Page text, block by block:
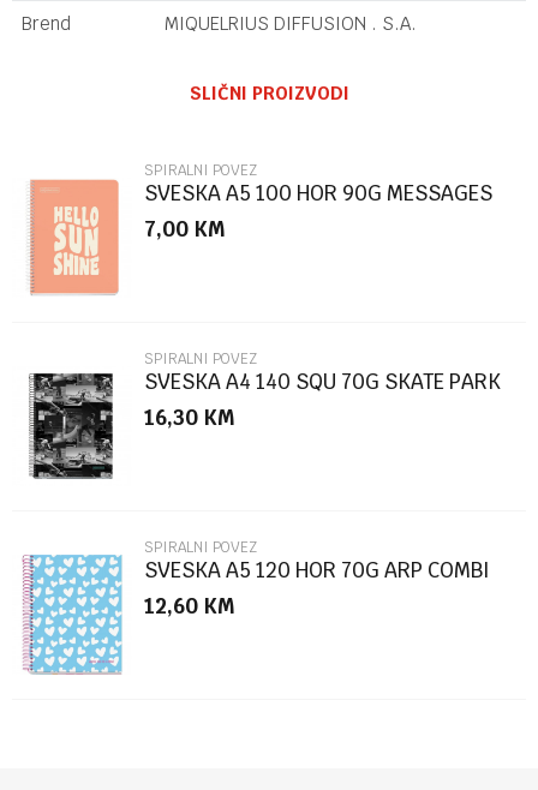
Brend
MIQUELRIUS DIFFUSION . S.A.
Poruka
POŠALJI
SLIČNI PROIZVODI
SPIRALNI POVEZ
SVESKA A5 100 HOR 90G MESSAGES
PEACH
7,00 KM
SPIRALNI POVEZ
SVESKA A4 140 SQU 70G SKATE PARK
16,30 KM
SPIRALNI POVEZ
SVESKA A5 120 HOR 70G ARP COMBI
12,60 KM